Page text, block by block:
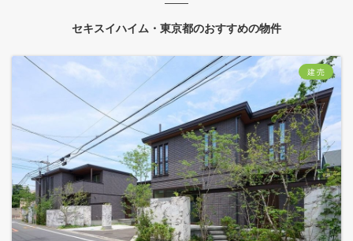
セキスイハイム・東京都のおすすめの物件
建 売